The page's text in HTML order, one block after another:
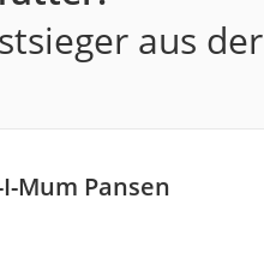
aus der
Mum Pansen